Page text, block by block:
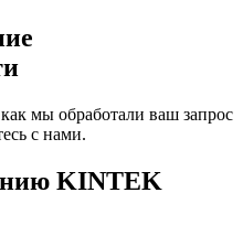
мы обработали ваш запрос
с нами.
KINTEK